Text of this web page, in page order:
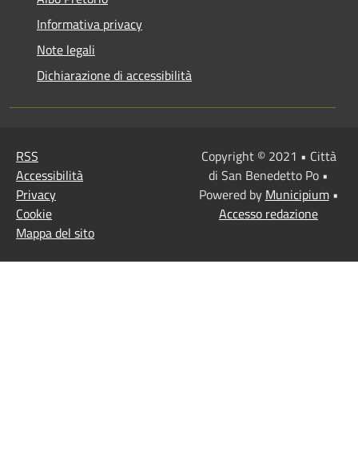
Informativa privacy
Note legali
Dichiarazione di accessibilità
RSS
Accessibilità
Privacy
Cookie
Mappa del sito
Copyright © 2021 • Città
di San Benedetto Po •
Powered by Municipium•
Accesso redazione